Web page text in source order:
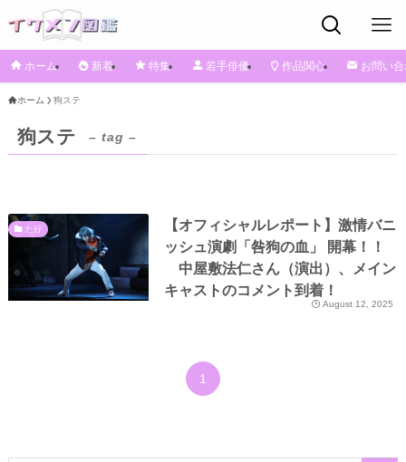
ホーム 新着 特集 若手俳優 作品関心 お問い
ホーム 狗ステ
狗ステ – tag –
た行
【オフィシャルレポート】激情バニ
ッシュ演劇「咎狗の血」 開幕！！
中屋敷法仁さん（演出）、メイン
キャストのコメント到着！
August 12, 2025
1